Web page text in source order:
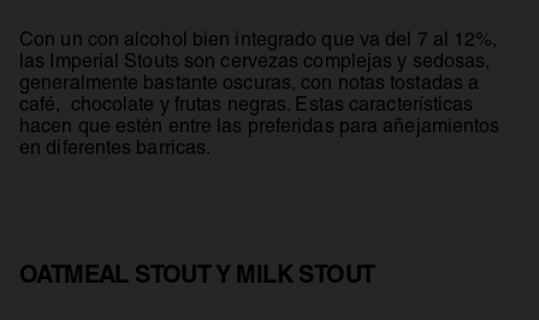
Con un con alcohol bien integrado que va del 7 al 12%,
las Imperial Stouts son cervezas complejas y sedosas,
generalmente bastante oscuras, con notas tostadas a
café, chocolate y frutas negras. Estas características
hacen que estén entre las preferidas para añejamientos
en diferentes barricas.
OATMEAL STOUT Y MILK STOUT